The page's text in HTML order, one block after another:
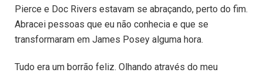
Pierce e Doc Rivers estavam se abraçando, perto do fim.
Abracei pessoas que eu não conhecia e que se
transformaram em James Posey alguma hora.
Tudo era um borrão feliz. Olhando através do meu